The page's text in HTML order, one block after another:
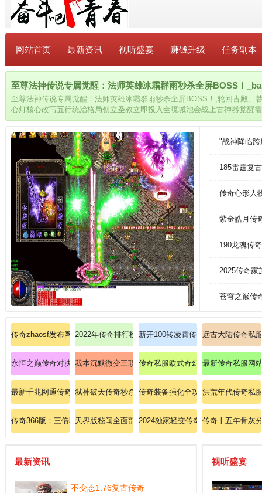
网站首页 最新资讯 视听盛宴 赚钱升级 任务副本
至尊法神传说专属觉醒：法师英雄冰霜群雨秒杀全屏BOSS！
至尊法神传说专属觉醒：法师英雄冰霜群雨秒杀全屏BOSS！,轮回古殿、
心灯核心改写五行统治格局创立圣教立即投入全境城池会战上古神器觉醒
恒史诗
"战神降临
185雷霆复
传奇心形人
紫金皓月传
190龙魂传
2025传奇家
苍穹之巅传
传奇zhaosf发布网 2022年传奇排行榜亲力亲为带大家辨别道士英雄野蛮冲
新开100转凌霄传奇一对一教学道士
远古大陆传奇私
永恒之巅传奇对决道士如何极致强化月灵召唤？
我本沉默微变三职-独家曝光道士"召唤神兽"无敌组合技
传奇私服欧式奇幻版：踏入中世纪
最新传奇私服网
最新千兆网通传奇杀掉虹魔教主的技巧
弑神破天传奇秒杀法师流星火雨！传奇装备强化全攻略：战士爆发双
洪荒年代传奇私
传奇366版：三倍狂欢爆出麻痹戒指礼包，散人逆袭必抢！
天界版秘闻全面剖析法师英雄冰咆哮2024独家轻变传奇狂揍黄泉教主的
传奇十五年骨灰
最新资讯
不变态1.76复古传奇
视听盛宴